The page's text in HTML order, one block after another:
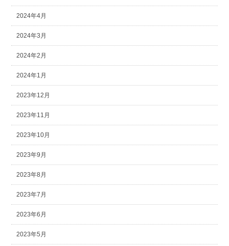
2024年4月
2024年3月
2024年2月
2024年1月
2023年12月
2023年11月
2023年10月
2023年9月
2023年8月
2023年7月
2023年6月
2023年5月